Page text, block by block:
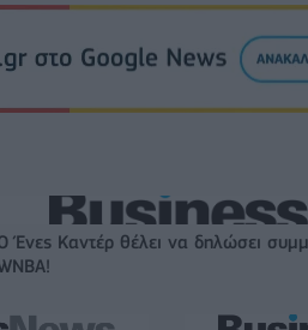
Ένες Καντέρ θέλει να δηλώσει